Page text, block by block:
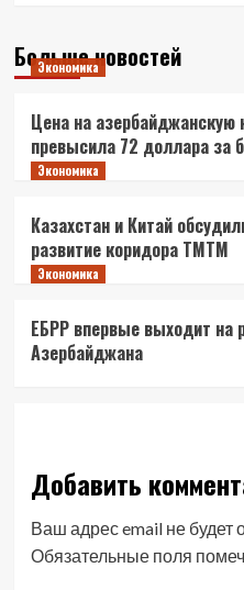
Больше новостей
Экономика
Цена на
превысила 72 доллара за
Экономика
Казахстан и Китай
развитие коридора ТМТМ
Экономика
ЕБРР впервые выходит на
Азербайджана
Добавить
Ваш адрес email не будет
Обязательные поля